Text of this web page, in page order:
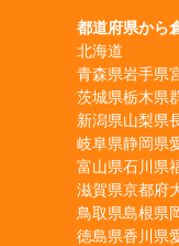
都道府県から
北海道
青森県岩手県
茨城県栃木県
新潟県山梨県
岐阜県静岡県
富山県石川県
滋賀県京都府
鳥取県島根県
徳島県香川県